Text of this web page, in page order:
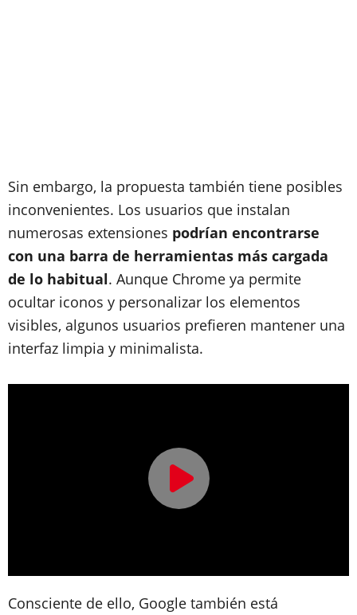
Sin embargo, la propuesta también tiene posibles
inconvenientes. Los usuarios que instalan
numerosas extensiones podrían encontrarse
con una barra de herramientas más cargada
de lo habitual. Aunque Chrome ya permite
ocultar iconos y personalizar los elementos
visibles, algunos usuarios prefieren mantener una
interfaz limpia y minimalista.
Consciente de ello, Google también está